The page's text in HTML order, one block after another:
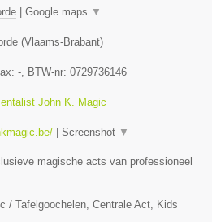
| Google maps ▼
(Vlaams-Brabant)
- , BTW-nr: 0729736146
John K. Magic
| Screenshot ▼
magische acts van professioneel
/ Tafelgoochelen, Centrale Act, Kids